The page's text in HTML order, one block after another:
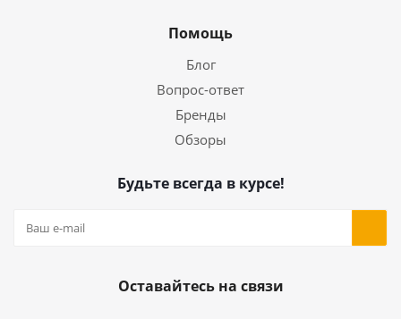
Помощь
Блог
Вопрос-ответ
Бренды
Обзоры
Будьте всегда в курсе!
Оставайтесь на связи